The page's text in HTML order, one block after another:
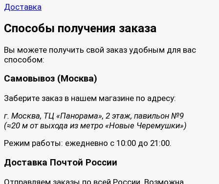
Доставка
Способы получения заказа
Вы можете получить свой заказ удобным для вас
способом:
Самовывоз (Москва)
Заберите заказ в нашем магазине по адресу:
г. Москва, ТЦ «Панорама», 2 этаж, павильон №9
(≈20 м от выхода из метро «Новые Черемушки»)
Режим работы: ежедневно с 10:00 до 21:00.
Доставка Почтой России
Отправляем заказы по всей России. Возможна